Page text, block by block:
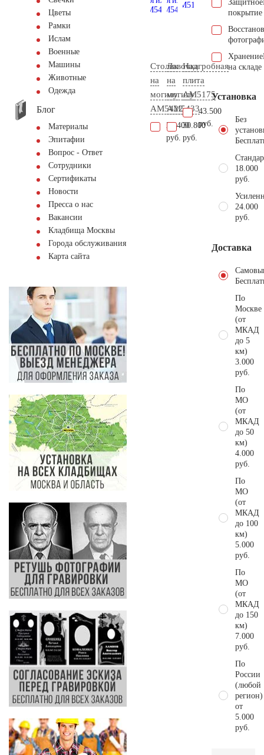
Цветы
Рамки
Ислам
Военные
Машины
Животные
Одежда
Блог
Материалы
Эпитафии
Вопрос - Ответ
Сотрудники
Сертификаты
Новости
Пресса о нас
Вакансии
Кладбища Москвы
Города обслуживания
Карта сайта
Столик
на
могилу
AM5422
27.400
руб.
Лавочка
на
могилу
AM5433
30.800
руб.
Надгробная
плита
AM5175
43.500
руб.
Защитное
покрытие
Хранение
на складе
Установка
Без
18.000
руб.
24.000
руб.
Доставка
По
Москве
(от
МКАД
до 5
км)
3.000
руб.
По
МО
(от
МКАД
до 50
км)
4.000
руб.
По
МО
(от
МКАД
до 100
км)
5.000
руб.
По
МО
(от
МКАД
до 150
км)
7.000
руб.
По
России
(любой
регион)
от
5.000
руб.